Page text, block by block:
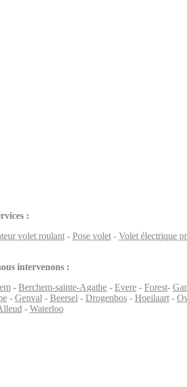
:
volet roulant- Pose volet- Volet électrique
intervenons :
- Berchem-sainte-Agathe - Evere - Forest-
- Genval - Beersel - Drogenbos- Hoeilaart-
- Waterloo